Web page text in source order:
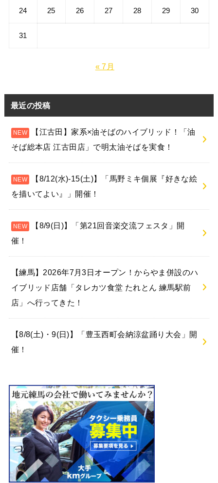
24 25 26 27 28 29 30
31
« 7月
最近の投稿
【江古田】家系×油そばのハイブリッド！「油
そば総本店 江古田店」で明太油そばを実食！
【8/12(水)-15(土)】「馬野ミキ個展『好きな絵
を描いてよい』」開催！
【8/9(日)】「第21回音楽交流フェスタ」開
催！
【練馬】2026年7月3日オープン！からやま併設のハ
イブリッド店舗「タレカツ食堂 たれとん 練馬駅前
店」へ行ってきた！
【8/8(土)・9(日)】「豊玉西町会納涼盆踊り大会」開
催！